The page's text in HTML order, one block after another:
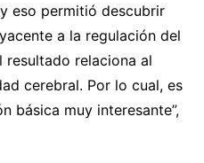
eso permitió descubrir
a la regulación del
resultado relaciona al
cerebral. Por lo cual, es
básica muy interesante”,